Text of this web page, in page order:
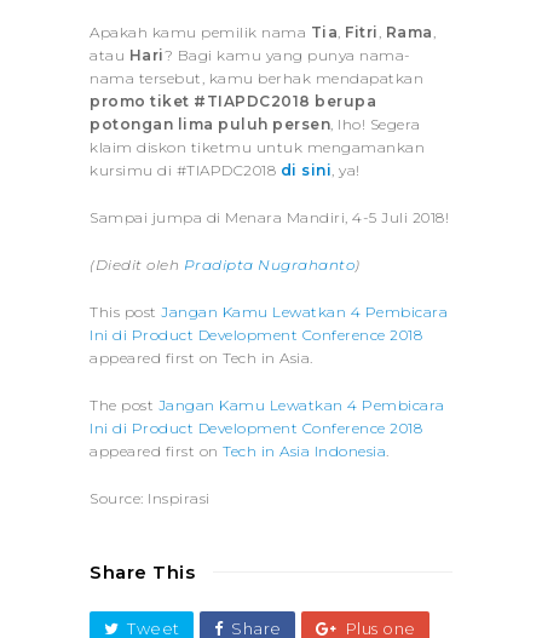
Apakah kamu pemilik nama Tia, Fitri, Rama,
atau Hari? Bagi kamu yang punya nama-
nama tersebut, kamu berhak mendapatkan
promo tiket #TIAPDC2018 berupa
potongan lima puluh persen, lho! Segera
klaim diskon tiketmu untuk mengamankan
kursimu di #TIAPDC2018 di sini, ya!
Sampai jumpa di Menara Mandiri, 4-5 Juli 2018!
(Diedit oleh Pradipta Nugrahanto)
This post Jangan Kamu Lewatkan 4 Pembicara
Ini di Product Development Conference 2018
appeared first on Tech in Asia.
The post Jangan Kamu Lewatkan 4 Pembicara
Ini di Product Development Conference 2018
appeared first on Tech in Asia Indonesia.
Source: Inspirasi
Share This
Tweet Share Plus one